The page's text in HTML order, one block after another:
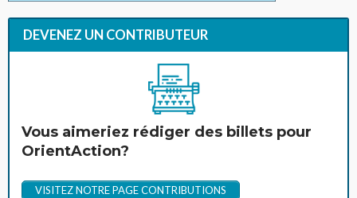
DEVENEZ UN CONTRIBUTEUR
Vous aimeriez rédiger des billets pour
OrientAction?
VISITEZ NOTRE PAGE CONTRIBUTIONS